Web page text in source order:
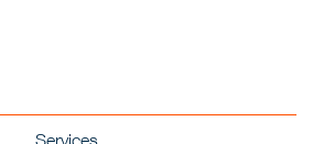
Services